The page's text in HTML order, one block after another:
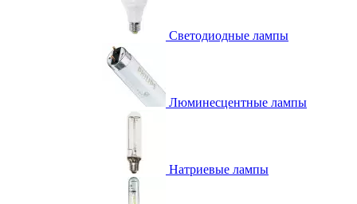
Светодиодные лампы
Люминесцентные лампы
Натриевые лампы